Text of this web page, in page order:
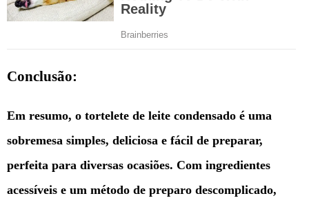
Conclusão:
Em resumo, o tortelete de leite condensado é uma
sobremesa simples, deliciosa e fácil de preparar,
perfeita para diversas ocasiões. Com ingredientes
acessíveis e um método de preparo descomplicado,